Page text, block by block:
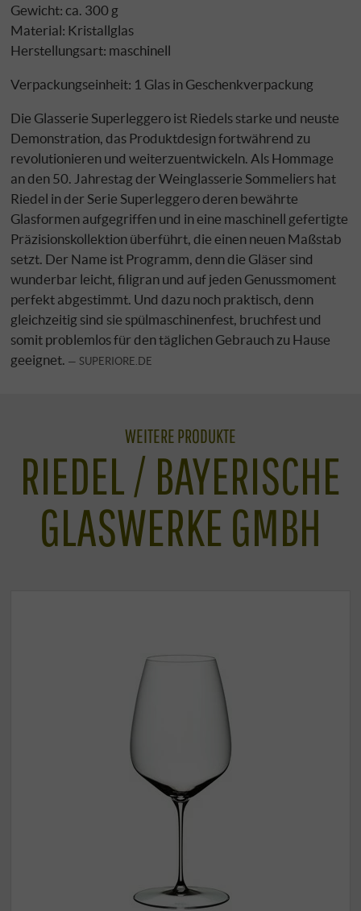
Gewicht: ca. 300 g
Material: Kristallglas
Herstellungsart: maschinell
Verpackungseinheit: 1 Glas in Geschenkverpackung
Die Glasserie Superleggero ist Riedels starke und neuste
Demonstration, das Produktdesign fortwährend zu
revolutionieren und weiterzuentwickeln. Als Hommage
an den 50. Jahrestag der Weinglasserie Sommeliers hat
Riedel in der Serie Superleggero deren bewährte
Glasformen aufgegriffen und in eine maschinell gefertigte
Präzisionskollektion überführt, die einen neuen Maßstab
setzt. Der Name ist Programm, denn die Gläser sind
wunderbar leicht, filigran und auf jeden Genussmoment
perfekt abgestimmt. Und dazu noch praktisch, denn
gleichzeitig sind sie spülmaschinenfest, bruchfest und
somit problemlos für den täglichen Gebrauch zu Hause
geeignet.
SUPERIORE.DE
WEITERE PRODUKTE
RIEDEL / BAYERISCHE
GLASWERKE GMBH